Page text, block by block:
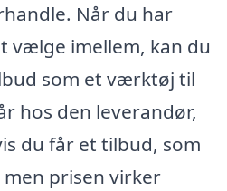
Når du har
vælge imellem, kan du
som et værktøj til
hos den leverandør,
du får et tilbud, som
prisen virker